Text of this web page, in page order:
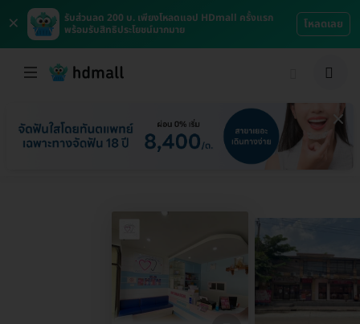
×
รับส่วนลด 200 บ. เพียงโหลดแอป HDmall ครั้งแรก
พร้อมรับสิทธิประโยชน์มากมาย
โหลดเลย